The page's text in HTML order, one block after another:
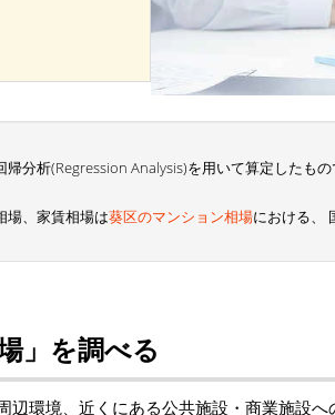
分析(Regression Analysis)を用いて算定したも
場、家賃相場は葵区のマンション相場における、
」を調べる
環境、近くにある公共施設・商業施設